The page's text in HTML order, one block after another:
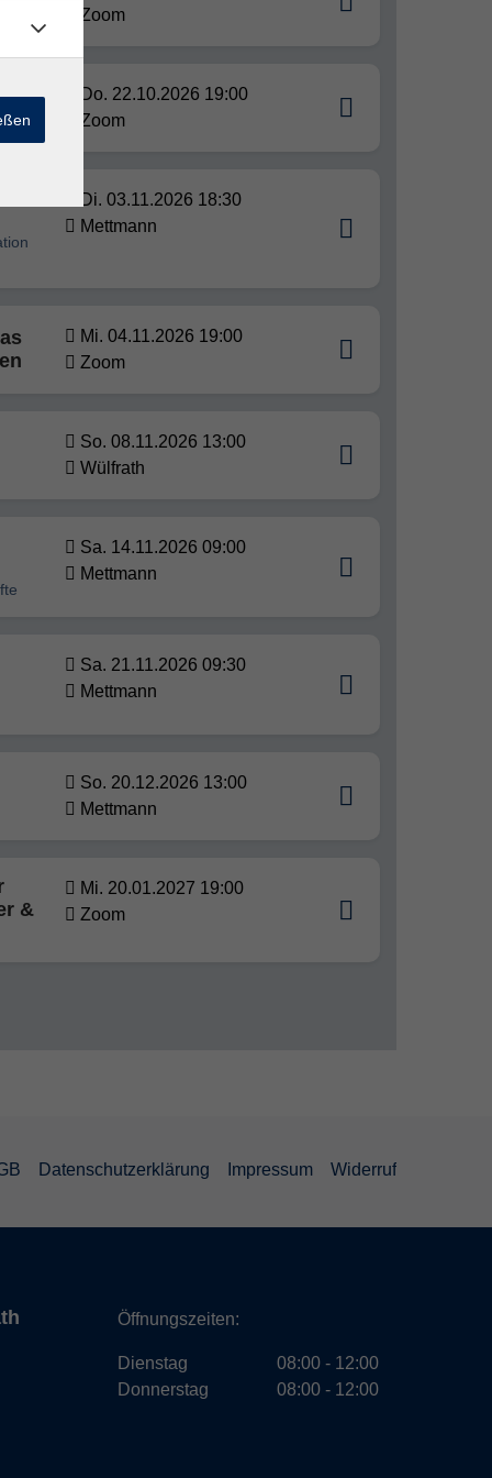
Zoom
Do. 22.10.2026 19:00
Zoom
Di. 03.11.2026 18:30
Mettmann
Mi. 04.11.2026 19:00
Zoom
So. 08.11.2026 13:00
Wülfrath
Sa. 14.11.2026 09:00
Mettmann
Sa. 21.11.2026 09:30
Mettmann
So. 20.12.2026 13:00
Mettmann
&
Mi. 20.01.2027 19:00
Zoom
Datenschutzerklärung Impressum Widerruf
Öffnungszeiten:
Dienstag
Donnerstag
08:00 - 12:00
08:00 - 12:00